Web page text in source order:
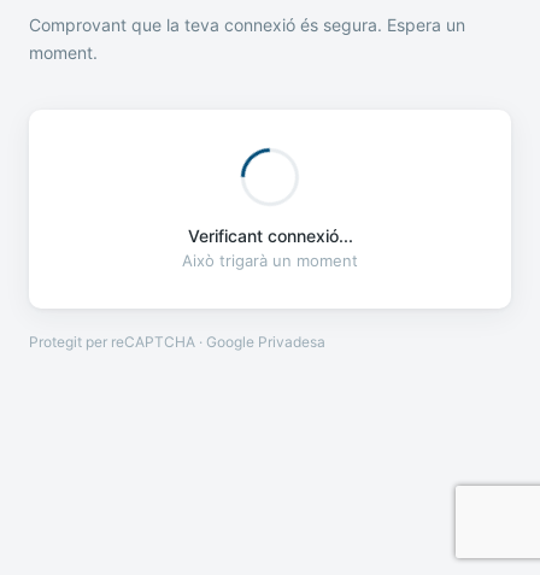
Comprovant que la teva connexió és segura. Espera un
moment.
Verificant connexió...
Això trigarà un moment
Protegit per reCAPTCHA · Google Privadesa